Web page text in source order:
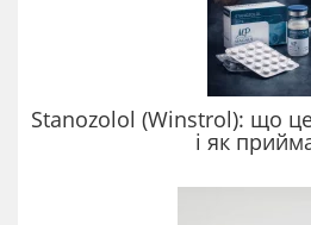
Stanozolol (Winstrol): що
і як